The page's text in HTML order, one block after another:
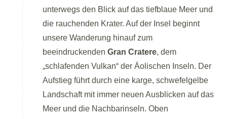
unterwegs den Blick auf das tiefblaue Meer und
die rauchenden Krater. Auf der Insel beginnt
unsere Wanderung hinauf zum
beeindruckenden Gran Cratere, dem
„schlafenden Vulkan“ der Äolischen Inseln. Der
Aufstieg führt durch eine karge, schwefelgelbe
Landschaft mit immer neuen Ausblicken auf das
Meer und die Nachbarinseln. Oben